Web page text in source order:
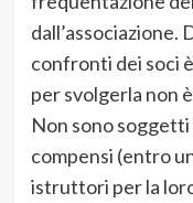
dall’associazione.
confronti dei soci
per svolgerla non
Non sono
compensi (entro
istruttori per la